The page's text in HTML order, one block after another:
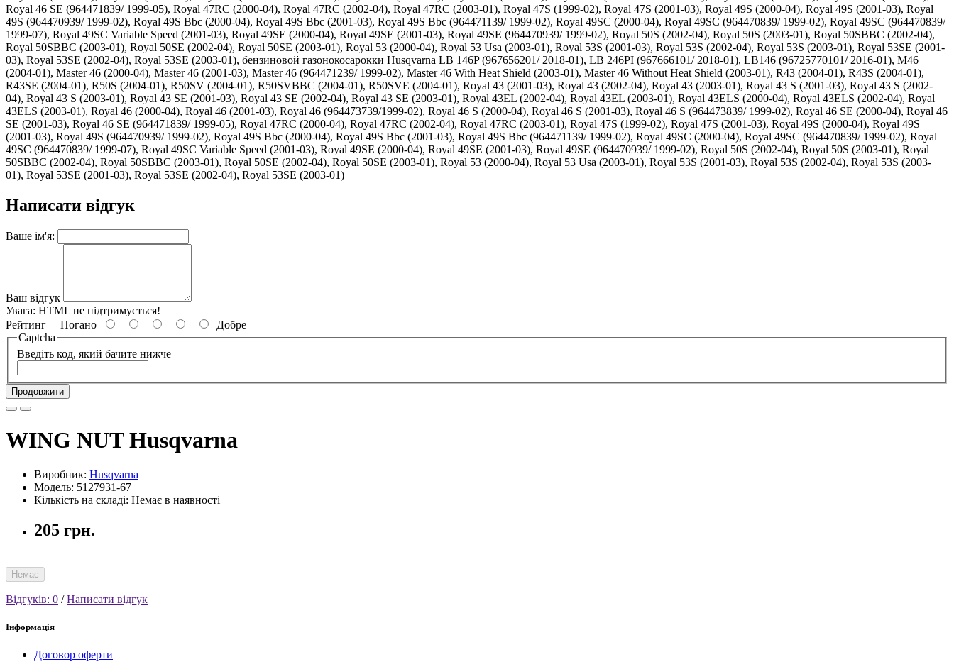
Royal 46 SE (964471839/ 1999-05), Royal 47RC (2000-04), Royal 47RC (2002-04), Royal 47RC (2003-01), Royal 47S (1999-02), Royal 47S (2001-03), Royal 49S (2000-04), Royal 49S (2001-03), Royal
49S (964470939/ 1999-02), Royal 49S Bbc (2000-04), Royal 49S Bbc (2001-03), Royal 49S Bbc (964471139/ 1999-02), Royal 49SC (2000-04), Royal 49SC (964470839/ 1999-02), Royal 49SC (964470839/
1999-07), Royal 49SC Variable Speed (2001-03), Royal 49SE (2000-04), Royal 49SE (2001-03), Royal 49SE (964470939/ 1999-02), Royal 50S (2002-04), Royal 50S (2003-01), Royal 50SBBC (2002-04),
Royal 50SBBC (2003-01), Royal 50SE (2002-04), Royal 50SE (2003-01), Royal 53 (2000-04), Royal 53 Usa (2003-01), Royal 53S (2001-03), Royal 53S (2002-04), Royal 53S (2003-01), Royal 53SE (2001-
03), Royal 53SE (2002-04), Royal 53SE (2003-01), бензиновой газонокосарокки Husqvarna LB 146P (967656201/ 2018-01), LB 246PI (967666101/ 2018-01), LB146 (96725770101/ 2016-01), M46
(2004-01), Master 46 (2000-04), Master 46 (2001-03), Master 46 (964471239/ 1999-02), Master 46 With Heat Shield (2003-01), Master 46 Without Heat Shield (2003-01), R43 (2004-01), R43S (2004-01),
R43SE (2004-01), R50S (2004-01), R50SV (2004-01), R50SVBBC (2004-01), R50SVE (2004-01), Royal 43 (2001-03), Royal 43 (2002-04), Royal 43 (2003-01), Royal 43 S (2001-03), Royal 43 S (2002-
04), Royal 43 S (2003-01), Royal 43 SE (2001-03), Royal 43 SE (2002-04), Royal 43 SE (2003-01), Royal 43EL (2002-04), Royal 43EL (2003-01), Royal 43ELS (2000-04), Royal 43ELS (2002-04), Royal
43ELS (2003-01), Royal 46 (2000-04), Royal 46 (2001-03), Royal 46 (964473739/1999-02), Royal 46 S (2000-04), Royal 46 S (2001-03), Royal 46 S (964473839/ 1999-02), Royal 46 SE (2000-04), Royal 46
SE (2001-03), Royal 46 SE (964471839/ 1999-05), Royal 47RC (2000-04), Royal 47RC (2002-04), Royal 47RC (2003-01), Royal 47S (1999-02), Royal 47S (2001-03), Royal 49S (2000-04), Royal 49S
(2001-03), Royal 49S (964470939/ 1999-02), Royal 49S Bbc (2000-04), Royal 49S Bbc (2001-03), Royal 49S Bbc (964471139/ 1999-02), Royal 49SC (2000-04), Royal 49SC (964470839/ 1999-02), Royal
49SC (964470839/ 1999-07), Royal 49SC Variable Speed (2001-03), Royal 49SE (2000-04), Royal 49SE (2001-03), Royal 49SE (964470939/ 1999-02), Royal 50S (2002-04), Royal 50S (2003-01), Royal
50SBBC (2002-04), Royal 50SBBC (2003-01), Royal 50SE (2002-04), Royal 50SE (2003-01), Royal 53 (2000-04), Royal 53 Usa (2003-01), Royal 53S (2001-03), Royal 53S (2002-04), Royal 53S (2003-
01), Royal 53SE (2001-03), Royal 53SE (2002-04), Royal 53SE (2003-01)
Написати відгук
Ваше ім'я:
Ваш відгук
Увага: HTML не підтримується!
Рейтинг Погано
Добре
Captcha
Введіть код, який бачите нижче
Продовжити
WING NUT Husqvarna
Виробник: Husqvarna
Модель: 5127931-67
Кількість на складі: Немає в наявності
205 грн.
Немає
Відгуків: 0 /Написати відгук
Інформація
Договор оферти